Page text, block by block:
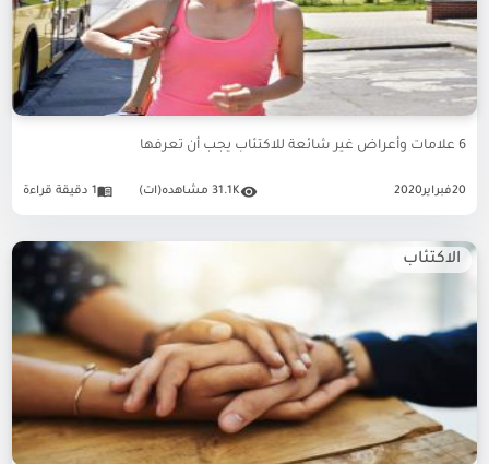
6 علامات وأعراض غير شائعة للاكتئاب يجب أن تعرفها
20فبراير2020 31.1K مشاهده(ات) 1 دقيقة قراءة
الاكتئاب